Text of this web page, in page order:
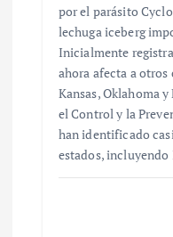
por el parásito
lechuga iceberg
Inicialmente
ahora afecta a
Kansas, Oklahoma
el Control y la
han identificado
estados,